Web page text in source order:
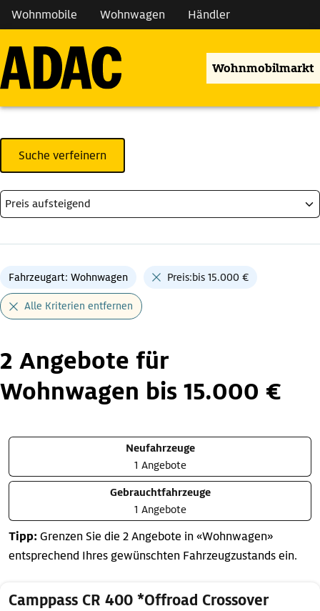
Wohnmobile Wohnwagen Händler
Wohnmobilmarkt
Suche verfeinern
Fahrzeugart: Wohnwagen Preis:bis 15.000 €
Alle Kriterien entfernen
2 Angebote für
Wohnwagen bis 15.000 €
Neufahrzeuge
1 Angebote
Gebrauchtfahrzeuge
1 Angebote
Tipp: Grenzen Sie die 2 Angebote in «Wohnwagen»
entsprechend Ihres gewünschten Fahrzeugzustands ein.
Camppass CR 400 *Offroad Crossover